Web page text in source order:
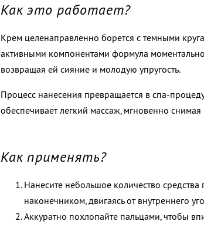
Как это работает?
Крем целенаправленно борется с темными
активными компонентами формула
возвращая ей сияние и молодую упругость.
Процесс нанесения превращается в спа-
обеспечивает легкий массаж, мгновенно
Как применять?
Нанесите небольшое количество
наконечником, двигаясь от внутреннего
Аккуратно похлопайте пальцами, чтобы